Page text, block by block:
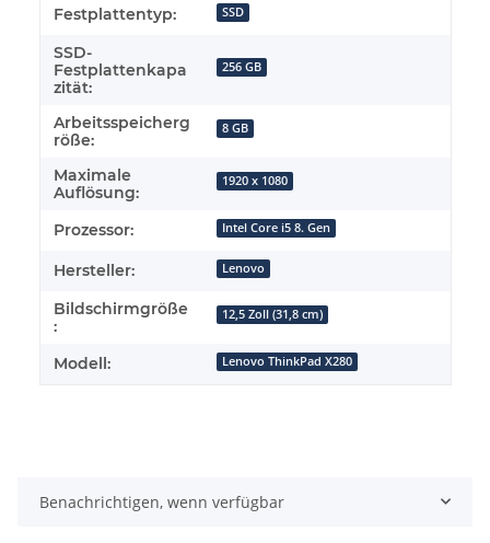
Festplattentyp: SSD
SSD-
Festplattenkapa
zität:
256 GB
Arbeitsspeicherg
röße:
8 GB
Maximale
Auflösung:
1920 x 1080
Prozessor: Intel Core i5 8. Gen
Hersteller: Lenovo
Bildschirmgröße
:
12,5 Zoll (31,8 cm)
Modell: Lenovo ThinkPad X280
Benachrichtigen, wenn verfügbar